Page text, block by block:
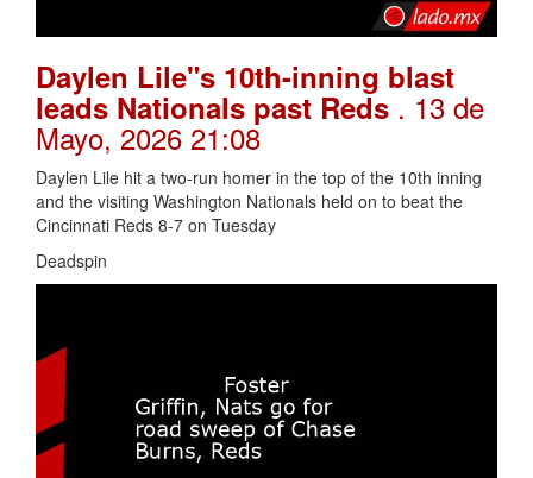
Daylen Lile"s 10th-inning blast
leads Nationals past Reds . 13 de
Mayo, 2026 21:08
Daylen Lile hit a two-run homer in the top of the 10th inning
and the visiting Washington Nationals held on to beat the
Cincinnati Reds 8-7 on Tuesday
Deadspin